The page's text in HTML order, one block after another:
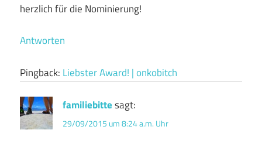
herzlich für die Nominierung!
Antworten
Pingback: Liebster Award! | onkobitch
familiebittesagt:
29/09/2015 um 8:24 a.m. Uhr